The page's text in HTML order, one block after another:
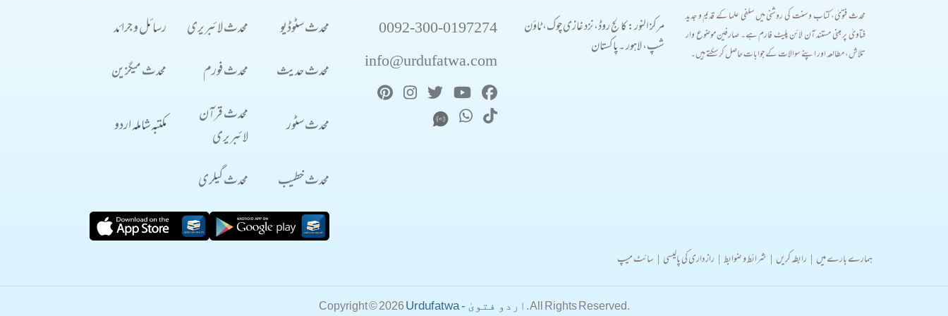
محدث فتویٰ، کتاب و سنت کی روشنی میں سلفی علما کے قدیم و جدید
فتاویٰ پر مبنی مستند آن لائن پلیٹ فارم ہے۔ صارفین موضوع وار
تلاش، مطالعہ اور اپنے سوالات کے جوابات حاصل کر سکتے ہیں۔
مرکز النور: کالج روڈ، نزد غازی چوک، ٹاؤن
شپ، لاہور ۔ پاکستان
0092-300-0197274
info@urdufatwa.com
محدث سٹوڈیو محدث لائبریری
رسائل و جرائد
محدث حدیث
محدث فورم محدث میگزین
محدث سٹور
محدث قرآن
لائبریری
مکتبہ شاملہ اردو
محدث خطیب محدث گیلری
ہمارے بارے میں | رابطہ کریں | شرائط و ضوابط | رازداری کی پالیسی | سائٹ میپ
Copyright © 2026 Urdufatwa - اردو فتویٰ . All Rights Reserved.